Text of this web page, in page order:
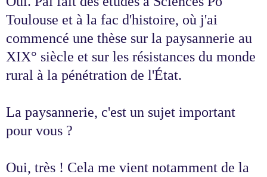
Toulouse et à la fac d'histoire, où j'ai
commencé une thèse sur la paysannerie au
XIX° siècle et sur les résistances du monde
rural à la pénétration de l'État.
La paysannerie, c'est un sujet important
pour vous ?
Oui, très ! Cela me vient notamment de la